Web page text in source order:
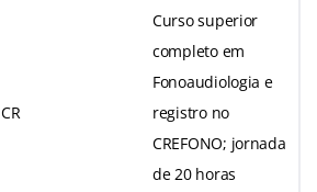
CR
Curso superior
completo em
Fonoaudiologia e
registro no
CREFONO; jornada
de 20 horas